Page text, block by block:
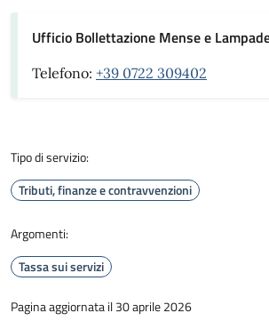
Ufficio Bollettazione Mense e
Telefono: +39 0722 309402
Tipo di servizio:
Tributi, finanze e contravvenzioni
Argomenti:
Tassa sui servizi
Pagina aggiornata il 30 aprile 2026